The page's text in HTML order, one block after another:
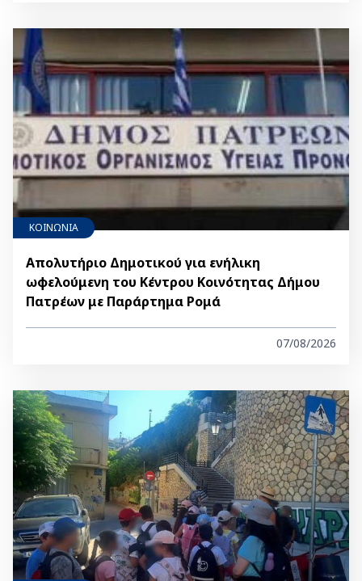
ΚΟΙΝΩΝΙΑ
Απολυτήριο Δημοτικού για ενήλικη
ωφελούμενη του Κέντρου Κοινότητας Δήμου
Πατρέων με Παράρτημα Ρομά
07/08/2026